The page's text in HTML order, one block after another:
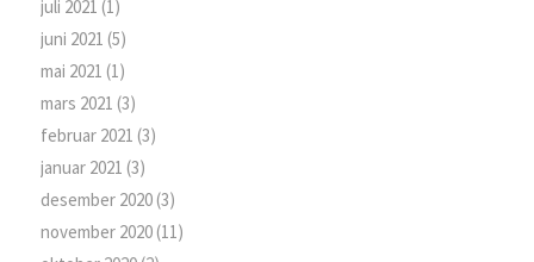
juli 2021 (1)
juni 2021 (5)
mai 2021 (1)
mars 2021 (3)
februar 2021 (3)
januar 2021 (3)
desember 2020(3)
november 2020(11)